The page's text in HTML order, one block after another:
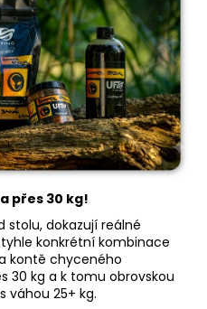
přes 30 kg!
stolu, dokazují reálné
konkrétní kombinace
kontě chyceného
30 kg a k tomu obrovskou
váhou 25+ kg.